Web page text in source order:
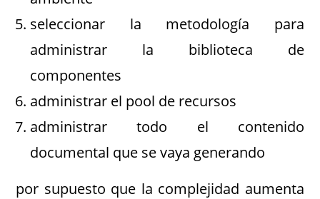
seleccionar la metodología para
administrar la biblioteca de
componentes
administrar el pool de recursos
administrar todo el contenido
documental que se vaya generando
por supuesto que la complejidad aumenta